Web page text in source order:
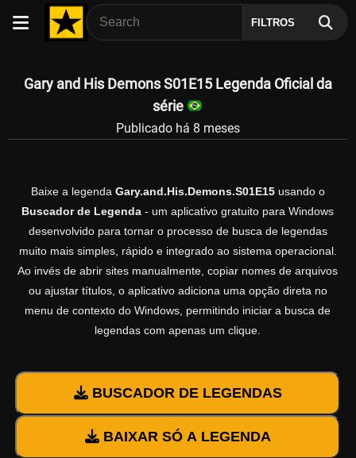
FILTROS
Gary and His Demons S01E15 Legenda Oficial da
série
Publicado há 8 meses
Baixe a legenda Gary.and.His.Demons.S01E15usando o
Buscador de Legenda - um aplicativo gratuito para Windows
desenvolvido para tornar o processo de busca de legendas
muito mais simples, rápido e integrado ao sistema operacional.
Ao invés de abrir sites manualmente, copiar nomes de arquivos
ou ajustar títulos, o aplicativo adiciona uma opção direta no
menu de contexto do Windows, permitindo iniciar a busca de
legendas com apenas um clique.
BUSCADOR DE LEGENDAS
BAIXAR SÓ A LEGENDA